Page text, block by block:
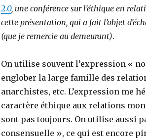
2.0, une conférence sur l’éthique en
cette présentation, qui a fait l’objet
(que je remercie au demeurant).
On utilise souvent l’expression «
englober la large famille des
anarchistes, etc. L’expression me
caractère éthique aux relations
sont pas toujours. On utilise aussi
consensuelle », ce qui est encore